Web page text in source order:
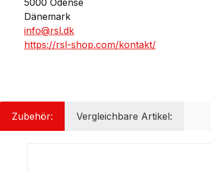
Dänemark
info@rsl.dk
https://rsl-shop.com/kontakt/
Zubehör: Vergleichbare Artikel: